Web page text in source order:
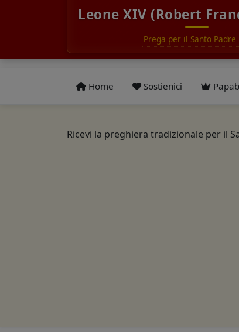
Leone XIV (Robert
Prega per il Santo Padre
Home Sostienici
Ricevi la preghiera tradizionale per il